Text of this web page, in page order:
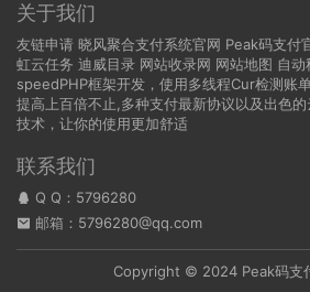
关于我们
友链申请 晓风聚合支付系统官网 Peak码支付
虹云任务 迪威目录 网站收录网 网站地图 自动
speedPHP框架开发，使用多线程Cur检测账
提高上百倍不止,多种支付最新协议以及出色
技术，让你的使用更加舒适
联系我们
Q Q： 5796280
邮箱：5796280@qq.com
Copyright © 2024 Peak码支